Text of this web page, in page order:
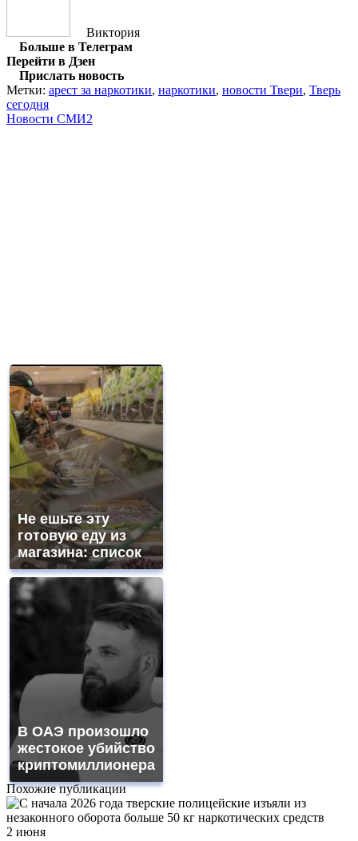
Виктория
Больше в Телеграм
Перейти в Дзен
Прислать новость
Метки: арест за наркотики, наркотики, новости Твери, Тверь
сегодня
Новости СМИ2
Не ешьте эту
готовую еду из
магазина: список
В ОАЭ произошло
жестокое убийство
криптомиллионера
Похожие публикации
2 июня